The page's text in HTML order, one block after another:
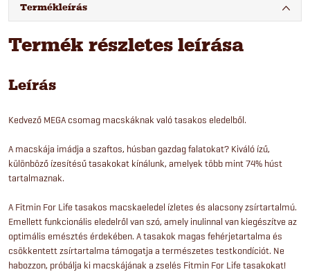
Termékleírás
Termék részletes leírása
Leírás
Kedvező MEGA csomag macskáknak való tasakos eledelből.
A macskája imádja a szaftos, húsban gazdag falatokat? Kiváló ízű,
különböző ízesítésű tasakokat kínálunk, amelyek több mint 74% húst
tartalmaznak.
A Fitmin For Life tasakos macskaeledel ízletes és alacsony zsírtartalmú.
Emellett funkcionális eledelről van szó, amely inulinnal van kiegészítve az
optimális emésztés érdekében. A tasakok magas fehérjetartalma és
csökkentett zsírtartalma támogatja a természetes testkondíciót. Ne
habozzon, próbálja ki macskájának a zselés Fitmin For Life tasakokat!